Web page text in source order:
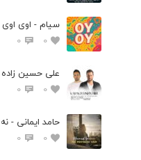
سیام - اوی اوی
0
0
علی حسین
0
0
حامد ایمانی -
0
0